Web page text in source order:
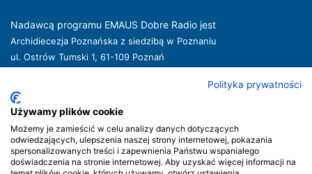
Nadawcą programu EMAUS Dobre Radio jest
Archidiecezja Poznańska z siedzibą w Poznaniu
ul. Ostrów Tumski 1, 61-109 Poznań
Nadawca oferuje usługi medialne obejmujące rozpowszechnianie programu
radiowego pod nazwą EMAUS Dobre Radio oraz prowadzenie portalu
internetową Nadawcy.
Nadawca podlega jurysdykcji polskiej. Organem właściwym w sprawach
radiofonii i telewizji jest Krajowa Rada Radiofonii i Telewizji.
Polityka prywatności
Używamy plików cookie
Możemy je zamieścić w celu analizy danych dotyczących
odwiedzających, ulepszenia naszej strony internetowej, pokazania
spersonalizowanych treści i zapewnienia Państwu wspaniałego
doświadczenia na stronie internetowej. Aby uzyskać więcej informacji na